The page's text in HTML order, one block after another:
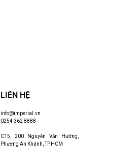
LIÊN HỆ
info@imperial.vn
0254 362 8888
C15, 200 Nguyễn Văn Hưởng,
Phường An Khánh, TP.HCM